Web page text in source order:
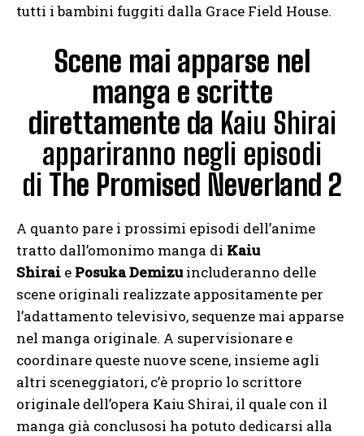
tutti i bambini fuggiti dalla Grace Field House.
Scene mai apparse nel
manga e scritte
direttamente da Kaiu Shirai
appariranno negli episodi
di The Promised Neverland 2
A quanto pare i prossimi episodi dell’anime
tratto dall’omonimo manga di Kaiu
Shirai e Posuka Demizuincluderanno delle
scene originali realizzate appositamente per
l’adattamento televisivo, sequenze mai apparse
nel manga originale. A supervisionare e
coordinare queste nuove scene, insieme agli
altri sceneggiatori, c’è proprio lo scrittore
originale dell’opera Kaiu Shirai, il quale con il
manga già conclusosi ha potuto dedicarsi alla